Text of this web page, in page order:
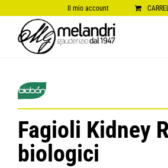
al
contenuto
Il mio account
Fagioli Kidney
biologici